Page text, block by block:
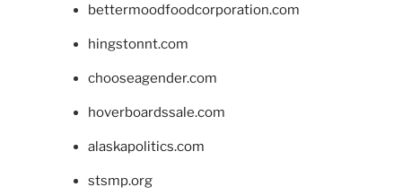
bettermoodfoodcorporation.com
hingstonnt.com
chooseagender.com
hoverboardssale.com
alaskapolitics.com
stsmp.org